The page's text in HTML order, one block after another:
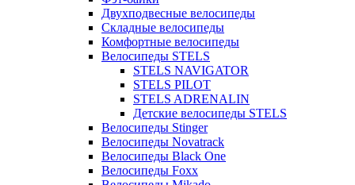
Двухподвесные велосипеды
Складные велосипеды
Комфортные велосипеды
Велосипеды STELS
STELS NAVIGATOR
STELS PILOT
STELS ADRENALIN
Детские велосипеды STELS
Велосипеды Stinger
Велосипеды Novatrack
Велосипеды Black One
Велосипеды Foxx